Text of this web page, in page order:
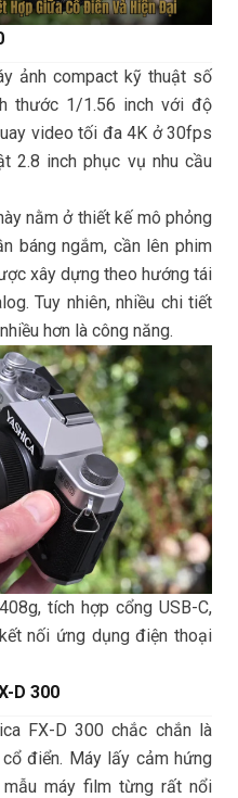
ảnh compact kỹ thuật số
thước 1/1.56 inch với độ
video tối đa 4K ở 30fps
2.8 inch phục vụ nhu cầu
nằm ở thiết kế mô phỏng
báng ngắm, cần lên phim
xây dựng theo hướng tái
Tuy nhiên, nhiều chi tiết
hơn là công năng.
tích hợp cổng USB-C,
nối ứng dụng điện thoại
D 300
FX-D 300 chắc chắn là
điển. Máy lấy cảm hứng
máy film từng rất nổi